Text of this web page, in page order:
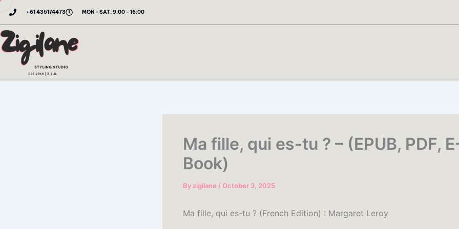
Skip
content
+61 435174473 MON - SAT: 9:00 - 16:00
Ma fille, qui es-tu ? – (EPUB, PDF,
Book)
By zigilane /October 3, 2025
Ma fille, qui es-tu ? (French Edition) : Margaret Leroy